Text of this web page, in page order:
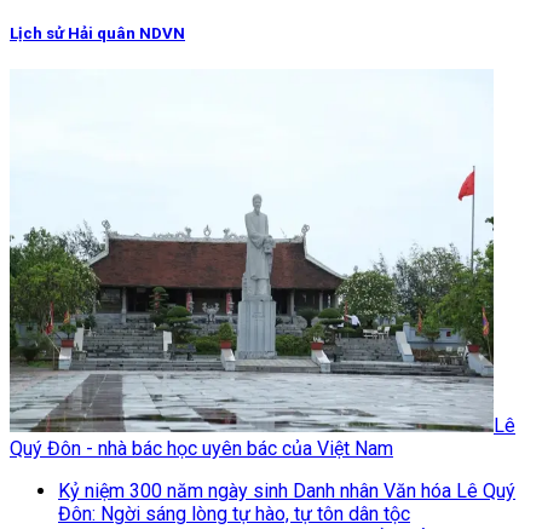
Lịch sử Hải quân NDVN
Lê
Quý Đôn - nhà bác học uyên bác của Việt Nam
Kỷ niệm 300 năm ngày sinh Danh nhân Văn hóa Lê Quý
Đôn: Ngời sáng lòng tự hào, tự tôn dân tộc